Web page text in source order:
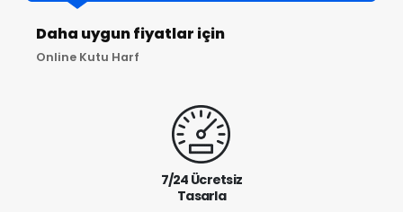
Daha uygun fiyatlar için
Online Kutu Harf
7/24 Ücretsiz
Tasarla